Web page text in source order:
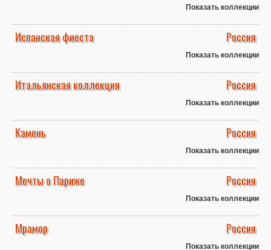
Показать коллекции
Испанская фиеста Россия
Показать коллекции
Итальянская коллекция Россия
Показать коллекции
Камень Россия
Показать коллекции
Мечты о Париже Россия
Показать коллекции
Мрамор Россия
Показать коллекции